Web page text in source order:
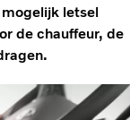
letsel
de chauffeur, de